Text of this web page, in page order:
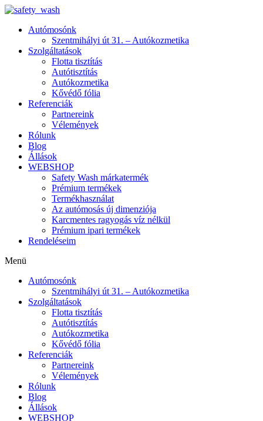
Autómosónk
Szentmihályi út 31. – Autókozmetika
Szolgáltatások
Flotta tisztítás
Autótisztítás
Autókozmetika
Kővédő fólia
Referenciák
Partnereink
Vélemények
Rólunk
Blog
Állások
WEBSHOP
Safety Wash márkatermék
Prémium termékek
Termékhasználat
Az autómosás új dimenziója
Karcmentes ragyogás víz nélkül
Prémium ipari termékek
Rendeléseim
Menü
Autómosónk
Szentmihályi út 31. – Autókozmetika
Szolgáltatások
Flotta tisztítás
Autótisztítás
Autókozmetika
Kővédő fólia
Referenciák
Partnereink
Vélemények
Rólunk
Blog
Állások
WEBSHOP